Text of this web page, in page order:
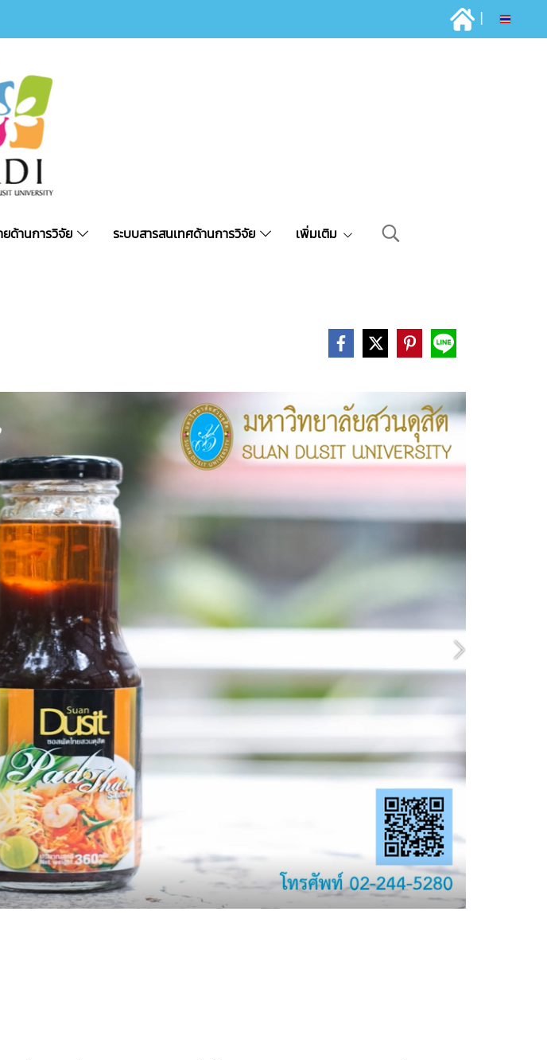
|
ยด้านการวิจัย ระบบสารสนเทศด้านการวิจัย เพิ่มเติม